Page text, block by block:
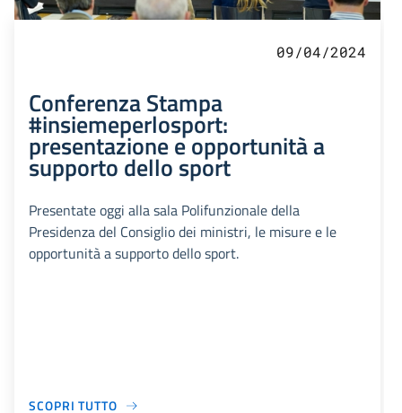
09/04/2024
Conferenza Stampa
#insiemeperlosport:
presentazione e opportunità a
supporto dello sport
Presentate oggi alla sala Polifunzionale della
Presidenza del Consiglio dei ministri, le misure e le
opportunità a supporto dello sport.
SCOPRI TUTTO